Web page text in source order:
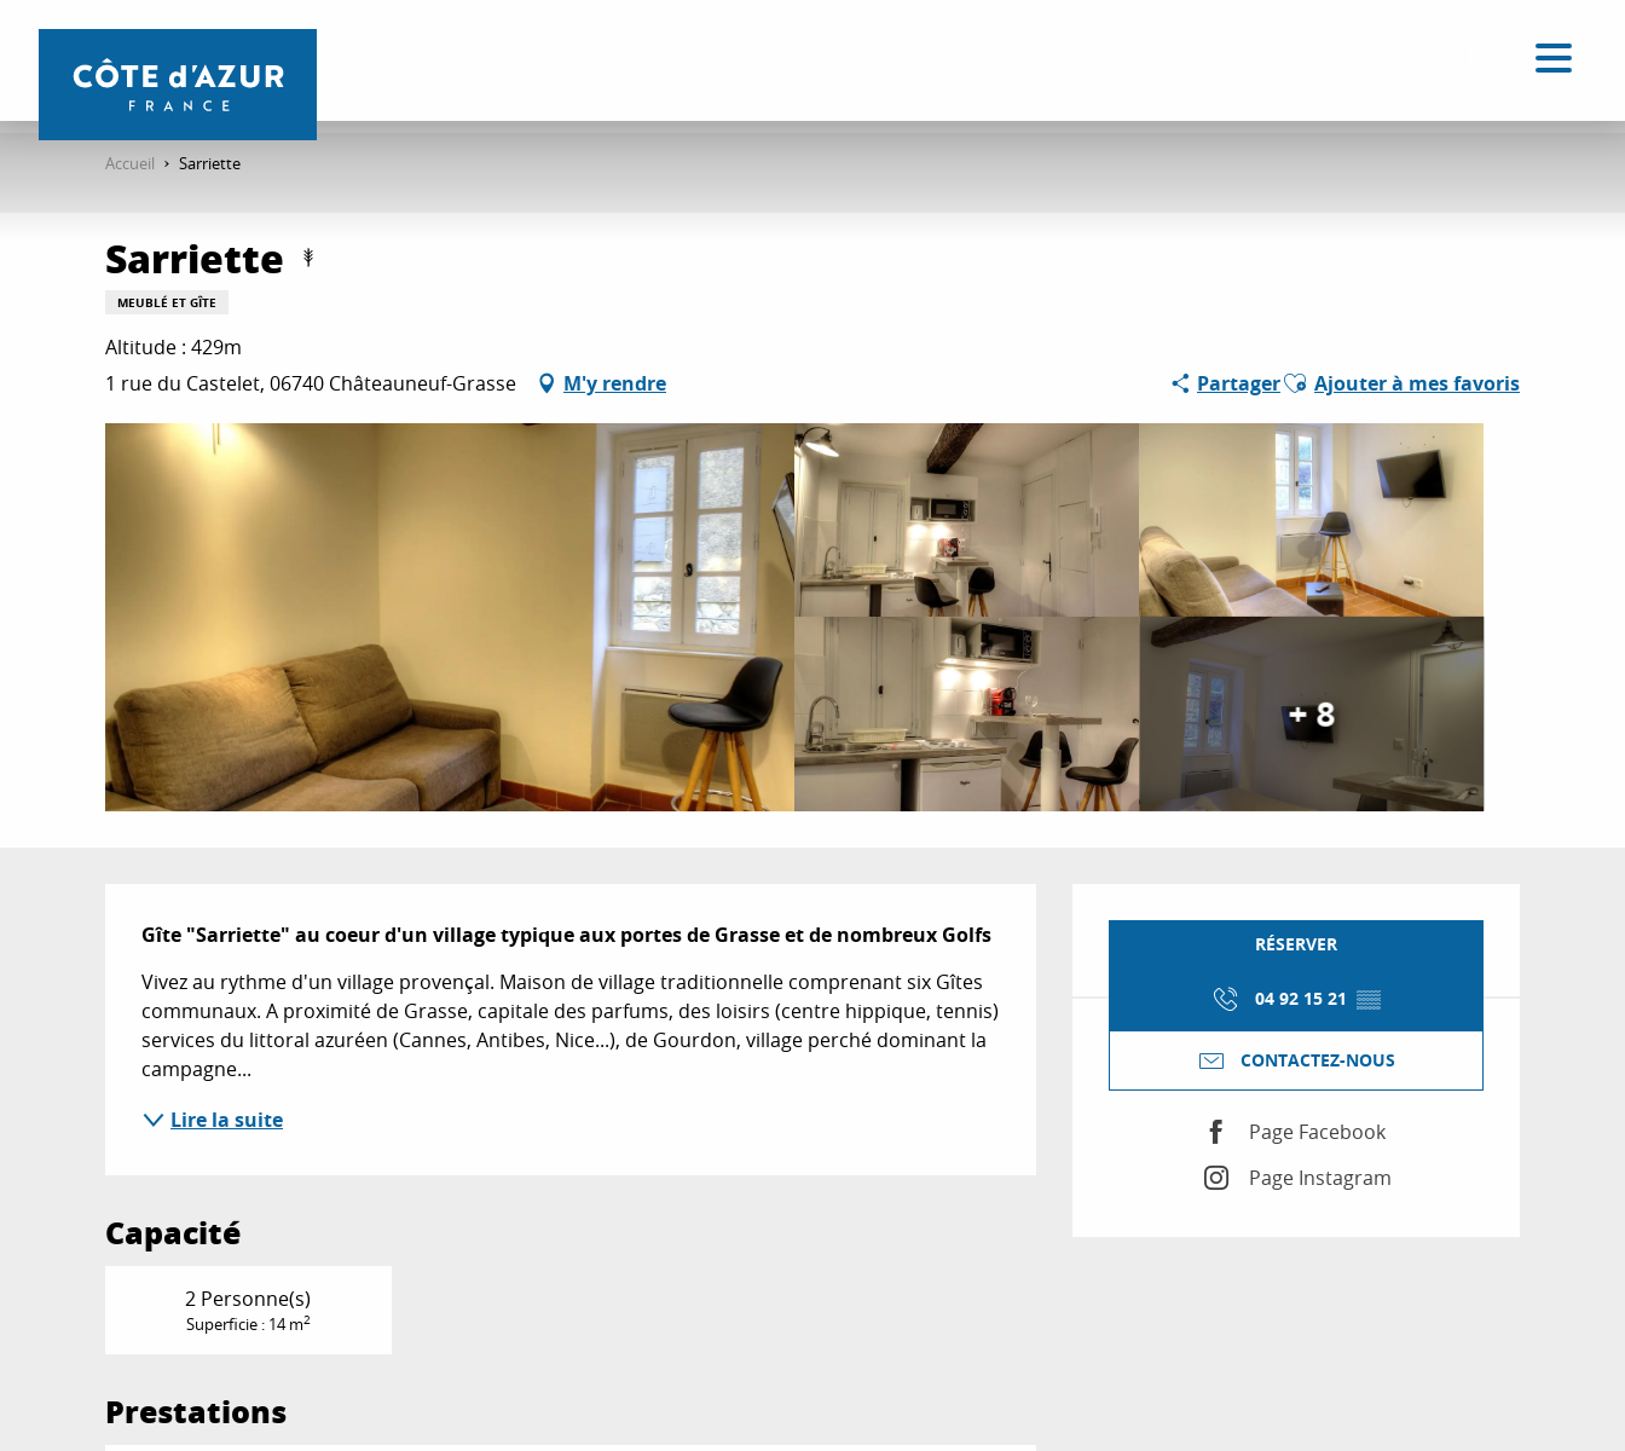
contenu
Accueil Sarriette
Sarriette
MEUBLÉ ET GÎTE
Altitude : 429m
1 rue du Castelet, 06740 Châteauneuf-Grasse
M'y rendre PartagerAjouter aux favoris
Ajouter à mes favoris
+ 8
Ouverture et
RÉSERVER
04 92 15 21 ▒▒
CONTACTEZ-NOUS
Page Facebook
Page Instagram
Description
Gîte "Sarriette" au coeur d'un village typique aux portes de Grasse et de nombreux Golfs
Vivez au rythme d'un village provençal. Maison de village traditionnelle comprenant six Gîtes
communaux. A proximité de Grasse, capitale des parfums, des loisirs (centre hippique, tennis)
services du littoral azuréen (Cannes, Antibes, Nice...), de Gourdon, village perché dominant la
campagne...
Lire la suite
Capacité
2 Personne(s)
Superficie : 14 m2
Prestations